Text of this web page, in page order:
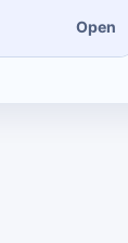
Open